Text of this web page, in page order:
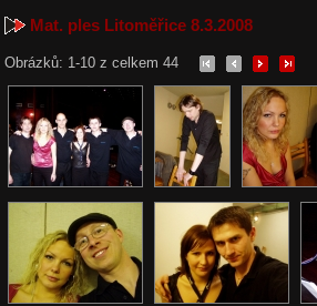
Mat. ples Litoměřice 8.3.2008
Obrázků: 1-10 z celkem 44